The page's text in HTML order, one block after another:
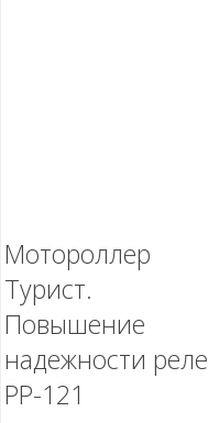
Мотороллер
Турист.
Повышение
надежности реле
РР-121